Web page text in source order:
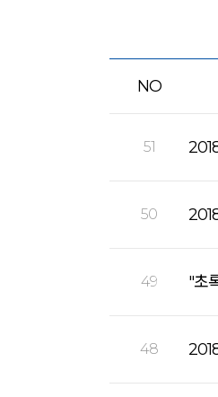
NO
51
50
49 "초
48